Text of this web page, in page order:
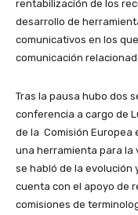
rentabilización de los
desarrollo de
comunicativos en los
comunicación
Tras la pausa hubo dos
conferencia a cargo de
de la Comisión Europea
una herramienta para la
se habló de la evolución
cuenta con el apoyo de
comisiones de